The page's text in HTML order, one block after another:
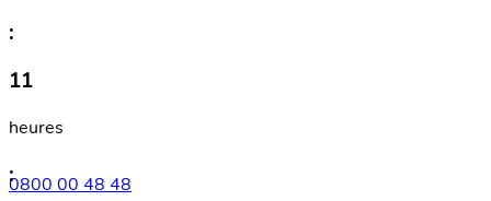
0800 00 48 48
:
11
heures
: